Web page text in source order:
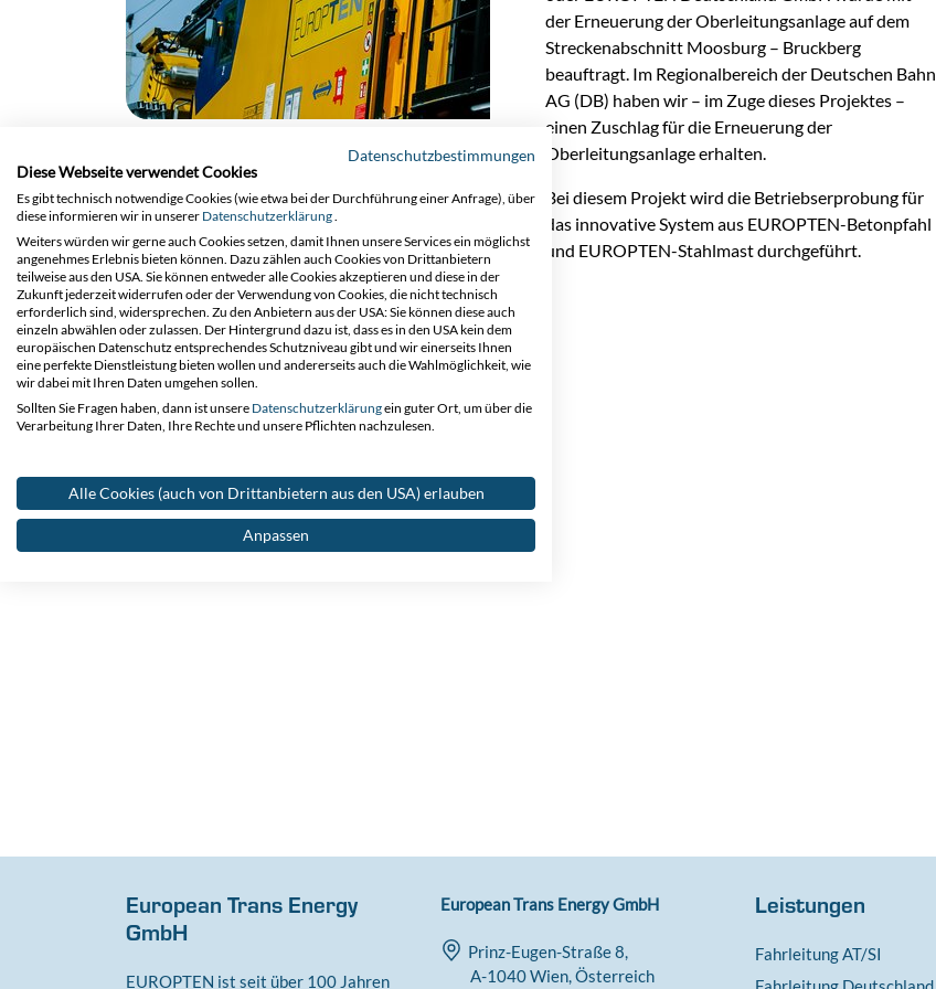
der Erneuerung der Oberleitungsanlage auf dem
Streckenabschnitt Moosburg – Bruckberg
beauftragt. Im Regionalbereich der Deutschen Bahn
AG (DB) haben wir – im Zuge dieses Projektes –
einen Zuschlag für die Erneuerung der
Oberleitungsanlage erhalten.
Bei diesem Projekt wird die Betriebserprobung für
das innovative System aus EUROPTEN-Betonpfahl
und EUROPTEN-Stahlmast durchgeführt.
European Trans Energy
GmbH
EUROPTEN ist seit über 100 Jahren
European Trans Energy GmbH
Prinz-Eugen-Straße 8,
A-1040 Wien, Österreich
Leistungen
Fahrleitung AT/SI
Datenschutzbestimmungen
Diese Webseite verwendet Cookies
Es gibt technisch notwendige Cookies (wie etwa bei der Durchführung einer Anfrage), über
diese informieren wir in unserer Datenschutzerklärung.
Weiters würden wir gerne auch Cookies setzen, damit Ihnen unsere Services ein möglichst
angenehmes Erlebnis bieten können. Dazu zählen auch Cookies von Drittanbietern
teilweise aus den USA. Sie können entweder alle Cookies akzeptieren und diese in der
Zukunft jederzeit widerrufen oder der Verwendung von Cookies, die nicht technisch
erforderlich sind, widersprechen. Zu den Anbietern aus der USA: Sie können diese auch
einzeln abwählen oder zulassen. Der Hintergrund dazu ist, dass es in den USA kein dem
europäischen Datenschutz entsprechendes Schutzniveau gibt und wir einerseits Ihnen
eine perfekte Dienstleistung bieten wollen und andererseits auch die Wahlmöglichkeit, wie
wir dabei mit Ihren Daten umgehen sollen.
Sollten Sie Fragen haben, dann ist unsere Datenschutzerklärungein guter Ort, um über die
Verarbeitung Ihrer Daten, Ihre Rechte und unsere Pflichten nachzulesen.
Alle Cookies (auch von Drittanbietern aus den USA) erlauben
Anpassen